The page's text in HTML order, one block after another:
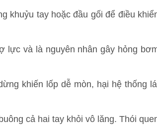
khuỷu tay hoặc đầu gối để điều
lực và là nguyên nhân gây hỏng
khiến lốp dễ mòn, hại hệ thống
cả hai tay khỏi vô lăng. Thói